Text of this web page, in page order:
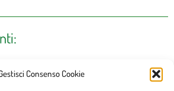
Consenso Cookie
nuova Presidente del Sentiero,